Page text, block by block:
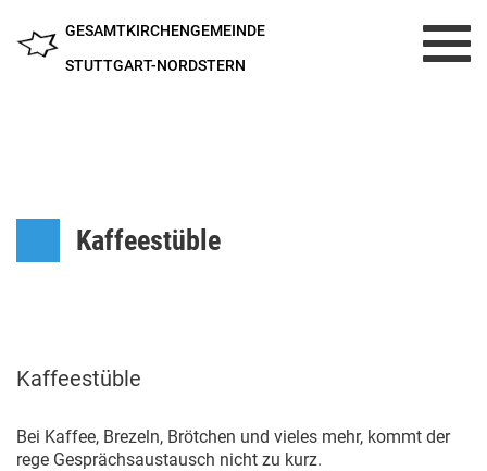
GESAMTKIRCHENGEMEINDE
STUTTGART-NORDSTERN
Kaffeestüble
Kaffeestüble
Bei Kaffee, Brezeln, Brötchen und vieles mehr, kommt der
rege Gesprächsaustausch nicht zu kurz.